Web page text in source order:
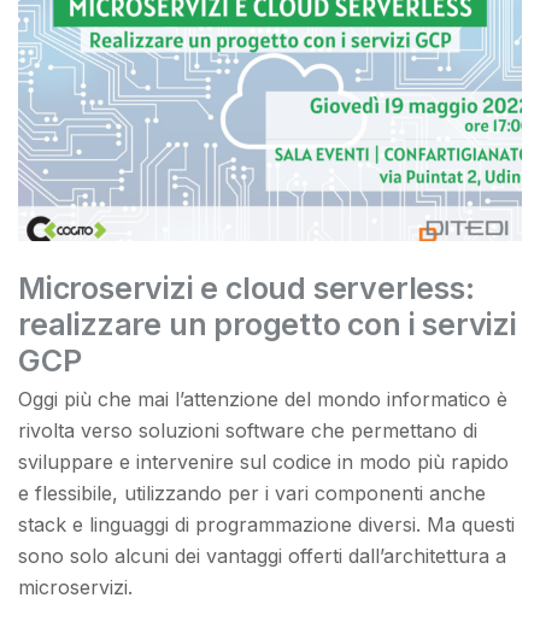
Microservizi e cloud serverless:
realizzare un progetto con i servizi
GCP
Oggi più che mai l’attenzione del mondo informatico è
rivolta verso soluzioni software che permettano di
sviluppare e intervenire sul codice in modo più rapido
e flessibile, utilizzando per i vari componenti anche
stack e linguaggi di programmazione diversi. Ma questi
sono solo alcuni dei vantaggi offerti dall’architettura a
microservizi.